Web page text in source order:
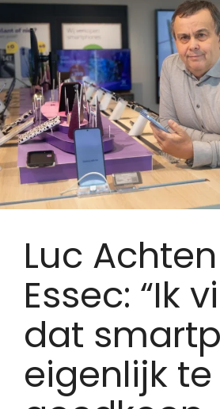
Luc
Essec: “Ik
dat
eigenlijk te